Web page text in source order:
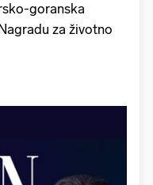
goranska
za životno